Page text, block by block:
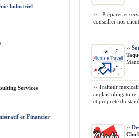
›› - Préparer et
conseiller nos
››
›› Traiteur
anglais obligatoire.
et propreté du
››
Industriel
Services
et Financier